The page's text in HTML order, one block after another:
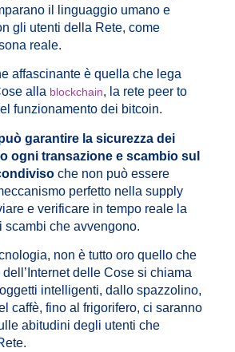
il linguaggio umano e
gli utenti della Rete, come
reale.
affascinante è quella che lega
alla blockchain, la rete peer to
funzionamento dei bitcoin.
garantire la sicurezza dei
ogni transazione e scambio sul
che non può essere
perfetto nella supply
e verificare in tempo reale la
scambi che avvengono.
non è tutto oro quello che
dell’Internet delle Cose si chiama
intelligenti, dallo spazzolino,
caffè, fino al frigorifero, ci saranno
abitudini degli utenti che